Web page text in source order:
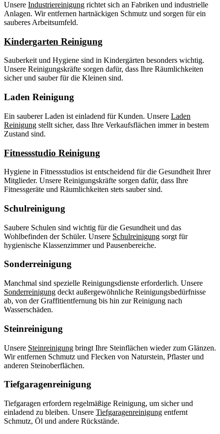
Unsere Industriereinigung richtet sich an Fabriken und industrielle
Anlagen. Wir entfernen hartnäckigen Schmutz und sorgen für ein
sauberes Arbeitsumfeld.
Kindergarten Reinigung
Sauberkeit und Hygiene sind in Kindergärten besonders wichtig.
Unsere Reinigungskräfte sorgen dafür, dass Ihre Räumlichkeiten
sicher und sauber für die Kleinen sind.
Laden Reinigung
Ein sauberer Laden ist einladend für Kunden. Unsere Laden
Reinigung stellt sicher, dass Ihre Verkaufsflächen immer in bestem
Zustand sind.
Fitnessstudio Reinigung
Hygiene in Fitnessstudios ist entscheidend für die Gesundheit Ihrer
Mitglieder. Unsere Reinigungskräfte sorgen dafür, dass Ihre
Fitnessgeräte und Räumlichkeiten stets sauber sind.
Schulreinigung
Saubere Schulen sind wichtig für die Gesundheit und das
Wohlbefinden der Schüler. Unsere Schulreinigung sorgt für
hygienische Klassenzimmer und Pausenbereiche.
Sonderreinigung
Manchmal sind spezielle Reinigungsdienste erforderlich. Unsere
Sonderreinigung deckt außergewöhnliche Reinigungsbedürfnisse
ab, von der Graffitientfernung bis hin zur Reinigung nach
Wasserschäden.
Steinreinigung
Unsere Steinreinigung bringt Ihre Steinflächen wieder zum Glänzen.
Wir entfernen Schmutz und Flecken von Naturstein, Pflaster und
anderen Steinoberflächen.
Tiefgaragenreinigung
Tiefgaragen erfordern regelmäßige Reinigung, um sicher und
einladend zu bleiben. Unsere Tiefgaragenreinigung entfernt
Schmutz, Öl und andere Rückstände.